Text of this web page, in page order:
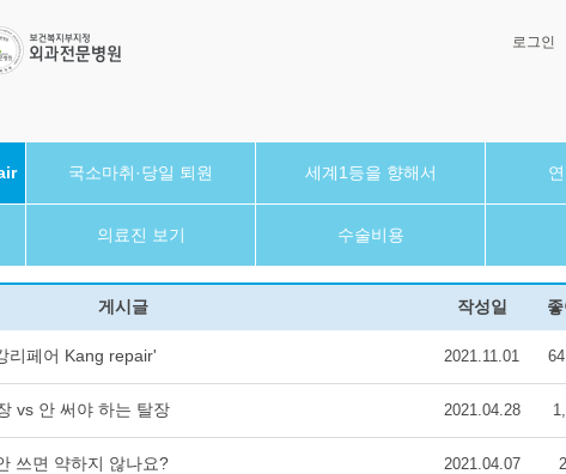
로그인
국소마취·당일 퇴원 세계1등을 향해서
의료진 보기 수술비용
게시글 작성일
리페어 Kang repair' 2021.11.01
vs 안 써야 하는 탈장 2021.04.28
쓰면 약하지 않나요? 2021.04.07